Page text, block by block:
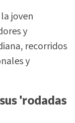
joven
y
recorridos
y
'rodadas